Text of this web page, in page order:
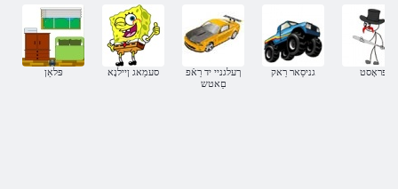
פּלאַן סעמַאג ןיילנָא
ךעלגניי יד רַאֿפ
םַאטש
גניסַאר רַאק פּראָסט